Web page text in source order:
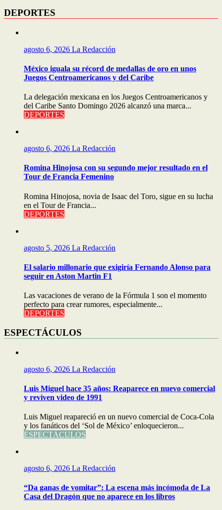
DEPORTES
agosto 6, 2026 La Redacción
México iguala su récord de medallas de oro en unos
Juegos Centroamericanos y del Caribe
La delegación mexicana en los Juegos Centroamericanos y
del Caribe Santo Domingo 2026 alcanzó una marca...
DEPORTES
agosto 6, 2026 La Redacción
Romina Hinojosa con su segundo mejor resultado en el
Tour de Francia Femenino
Romina Hinojosa, novia de Isaac del Toro, sigue en su lucha
en el Tour de Francia...
DEPORTES
agosto 5, 2026 La Redacción
El salario millonario que exigiría Fernando Alonso para
seguir en Aston Martin F1
Las vacaciones de verano de la Fórmula 1 son el momento
perfecto para crear rumores, especialmente...
DEPORTES
ESPECTÁCULOS
agosto 6, 2026 La Redacción
Luis Miguel hace 35 años: Reaparece en nuevo comercial
y reviven video de 1991
Luis Miguel reapareció en un nuevo comercial de Coca-Cola
y los fanáticos del ‘Sol de México’ enloquecieron...
ESPECTÁCULOS
agosto 6, 2026 La Redacción
“Da ganas de vomitar”: La escena más incómoda de La
Casa del Dragón que no aparece en los libros